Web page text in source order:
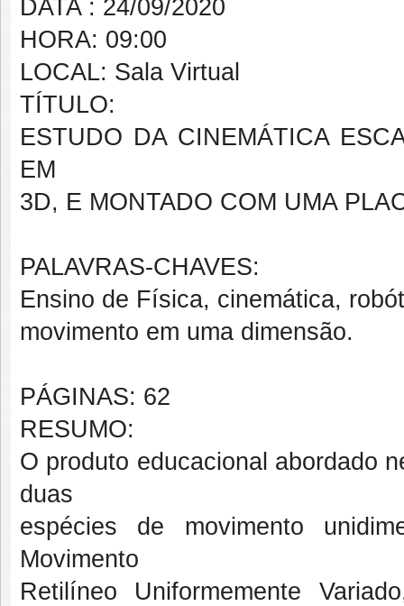
DATA : 24/09/2020
HORA: 09:00
LOCAL: Sala Virtual
TÍTULO:
ESTUDO DA CINEMÁTICA
EM
3D, E MONTADO COM UMA
PALAVRAS-CHAVES:
Ensino de Física, cinemática,
movimento em uma dimensão.
PÁGINAS: 62
RESUMO:
O produto educacional abordado
duas
espécies de movimento
Movimento
Retilíneo Uniformemente